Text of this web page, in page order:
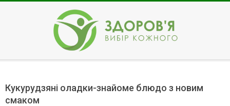
ЗДОРОВ'Я
Menu
Кукурудзяні оладки-знайоме блюдо з новим
смаком